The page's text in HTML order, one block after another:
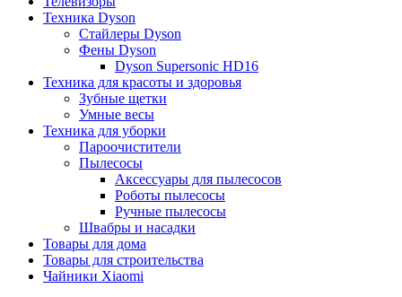
Техника Dyson
Стайлеры Dyson
Фены Dyson
Dyson Supersonic HD16
Техника для красоты и здоровья
Зубные щетки
Умные весы
Техника для уборки
Пароочистители
Пылесосы
Аксессуары для пылесосов
Роботы пылесосы
Ручные пылесосы
Швабры и насадки
Товары для дома
Товары для строительства
Чайники Xiaomi